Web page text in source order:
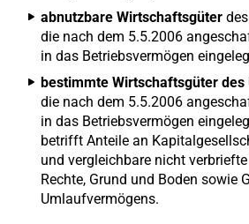
abnutzbare Wirtschaftsgüter
die nach dem 5.5.2006
in das Betriebsvermögen
bestimmte Wirtschaftsgüter
die nach dem 5.5.2006
in das Betriebsvermögen
betrifft Anteile an
und vergleichbare nicht
Rechte, Grund und Boden sowie
Umlaufvermögens.